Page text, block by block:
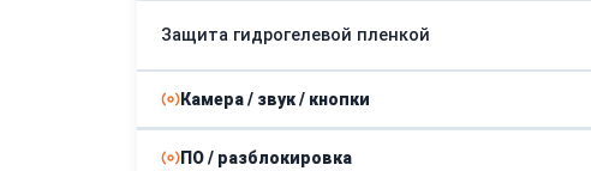
Защита гидрогелевой пленкой
Камера / звук / кнопки
Замена сканера отпечатков
ПО / разблокировка